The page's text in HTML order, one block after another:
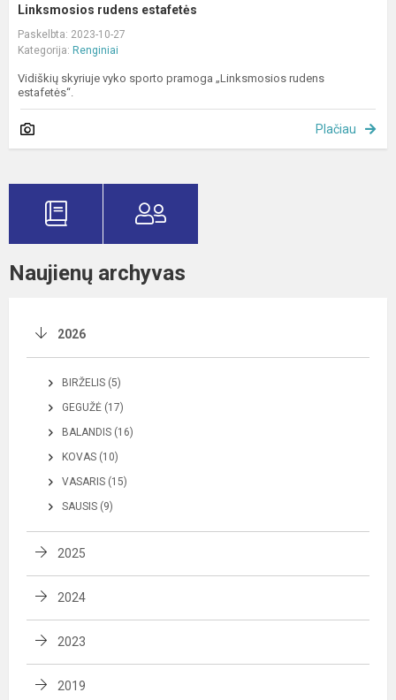
Linksmosios rudens estafetės
Paskelbta: 2023-10-27
Kategorija: Renginiai
Vidiškių skyriuje vyko sporto pramoga „Linksmosios rudens
estafetės“.
Plačiau
Naujienų archyvas
2026
BIRŽELIS (5)
GEGUŽĖ (17)
BALANDIS (16)
KOVAS (10)
VASARIS (15)
SAUSIS (9)
2025
2024
2023
2019